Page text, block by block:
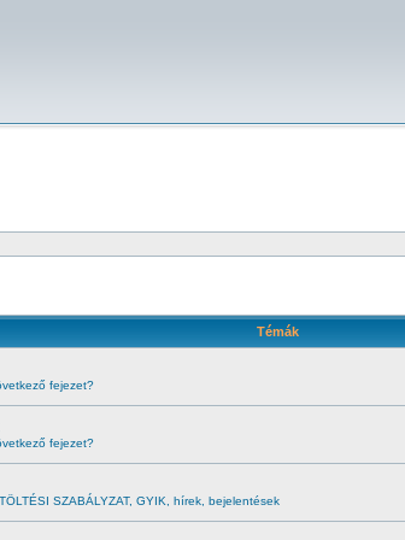
Témák
fejezet?
fejezet?
SZABÁLYZAT, GYIK, hírek, bejelentések